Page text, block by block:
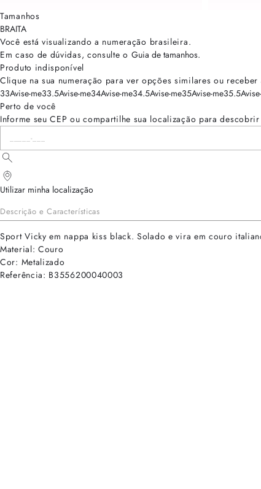
Tamanhos
BRAITA
Você está visualizando a numeração brasileira.
Em caso de dúvidas, consulte o Guia de tamanhos.
Produto indisponível
Clique na sua numeração para ver opções similares ou
33Avise-me33.5Avise-me34Avise-me34.5Avise-me35Avise-me35.5
Perto de você
Informe seu CEP ou compartilhe sua localização para
Utilizar minha localização
Descrição e Características
Sport Vicky em nappa kiss black. Solado e vira em couro
Material: Couro
Cor: Metalizado
Referência: B3556200040003